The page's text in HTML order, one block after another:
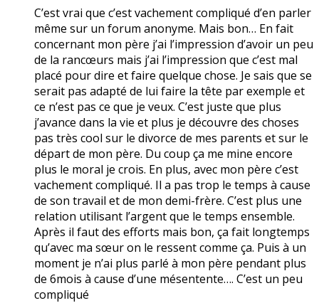
C’est vrai que c’est vachement compliqué d’en parler
même sur un forum anonyme. Mais bon… En fait
concernant mon père j’ai l’impression d’avoir un peu
de la rancœurs mais j’ai l’impression que c’est mal
placé pour dire et faire quelque chose. Je sais que se
serait pas adapté de lui faire la tête par exemple et
ce n’est pas ce que je veux. C’est juste que plus
j’avance dans la vie et plus je découvre des choses
pas très cool sur le divorce de mes parents et sur le
départ de mon père. Du coup ça me mine encore
plus le moral je crois. En plus, avec mon père c’est
vachement compliqué. Il a pas trop le temps à cause
de son travail et de mon demi-frère. C’est plus une
relation utilisant l’argent que le temps ensemble.
Après il faut des efforts mais bon, ça fait longtemps
qu’avec ma sœur on le ressent comme ça. Puis à un
moment je n’ai plus parlé à mon père pendant plus
de 6mois à cause d’une mésentente…. C’est un peu
compliqué